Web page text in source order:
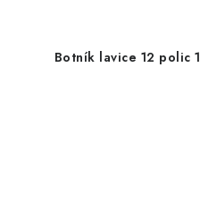
Botník lavice 12 polic